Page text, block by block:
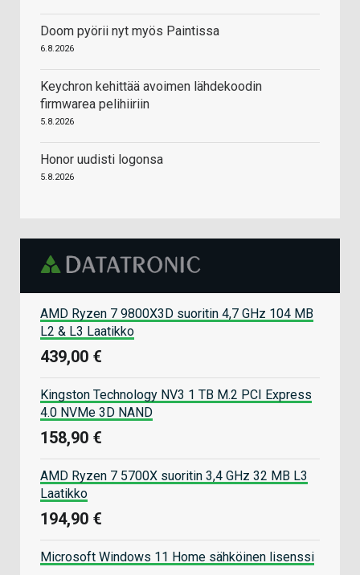
Doom pyörii nyt myös Paintissa
6.8.2026
Keychron kehittää avoimen lähdekoodin
firmwarea pelihiiriin
5.8.2026
Honor uudisti logonsa
5.8.2026
AMD Ryzen 7 9800X3D suoritin 4,7 GHz 104 MB
L2 & L3 Laatikko
439,00 €
Kingston Technology NV3 1 TB M.2 PCI Express
4.0 NVMe 3D NAND
158,90 €
AMD Ryzen 7 5700X suoritin 3,4 GHz 32 MB L3
Laatikko
194,90 €
Microsoft Windows 11 Home sähköinen lisenssi